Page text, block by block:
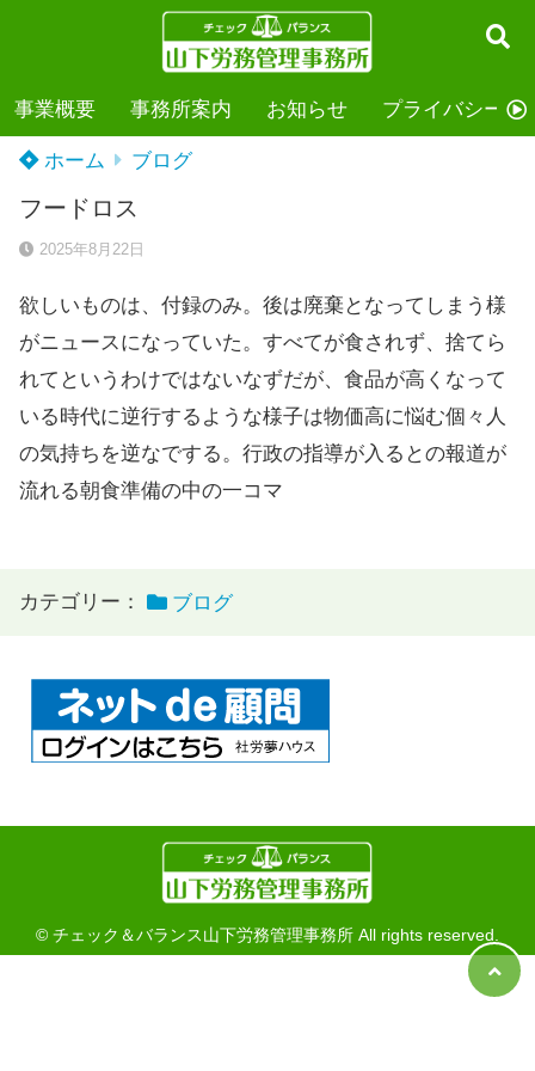
事業概要 事務所案内 お知らせ プライバシーポ
ホーム ブログ
フードロス
2025年8月22日
欲しいものは、付録のみ。後は廃棄となってしまう様
がニュースになっていた。すべてが食されず、捨てら
れてというわけではないなずだが、食品が高くなって
いる時代に逆行するような様子は物価高に悩む個々人
の気持ちを逆なでする。行政の指導が入るとの報道が
流れる朝食準備の中の一コマ
カテゴリー： ブログ
© チェック＆バランス山下労務管理事務所 All rights reserved.